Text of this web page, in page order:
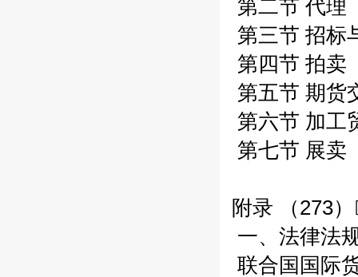
第二节 代理
第三节 招标
第四节 拍卖
第五节 期货
第六节 加工
第七节 展卖
附录 （273
一、法律法
联合国国际